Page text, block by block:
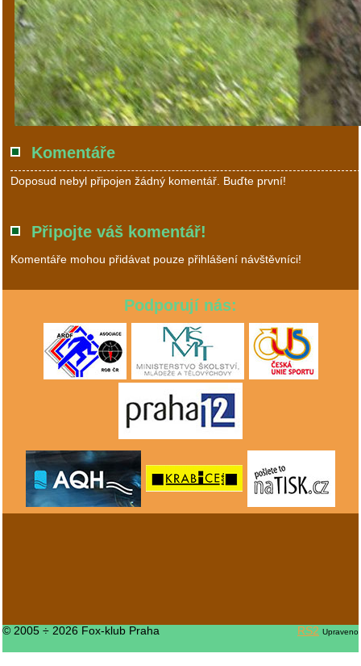
Komentáře
Doposud nebyl připojen žádný komentář. Buďte první!
Připojte váš komentář!
Komentáře mohou přidávat pouze přihlášení návštěvníci!
Podporují nás:
© 2005 ÷ 2026 Fox-klub Praha RS2 Upraveno